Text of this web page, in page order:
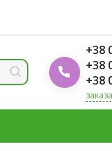
+38
+38
+38